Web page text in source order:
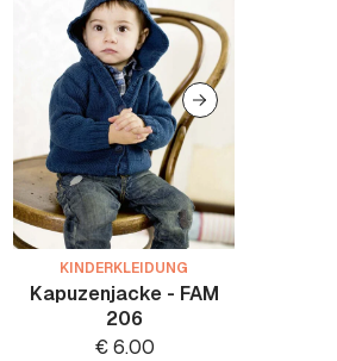
KINDERKLEIDUNG
Kapuzenjacke - FAM
206
€6.00